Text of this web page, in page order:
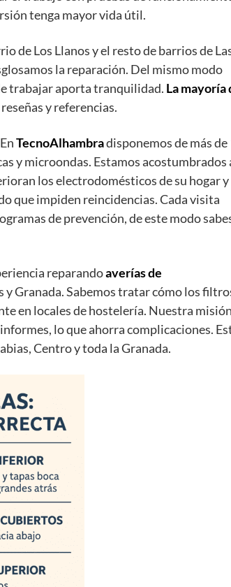
tenga mayor vida útil.
de Los Llanos y el resto de barrios de
la reparación. Del mismo modo
trabajar aporta tranquilidad. La mayoría
y referencias.
TecnoAlhambradisponemos de más de
y microondas. Estamos acostumbrados
los electrodomésticos de su hogar y
que impiden reincidencias. Cada visita
de prevención, de este modo
reparandoaverías de
y Granada. Sabemos tratar cómo los
en locales de hostelería. Nuestra
lo que ahorra complicaciones.
Centro y toda la Granada.